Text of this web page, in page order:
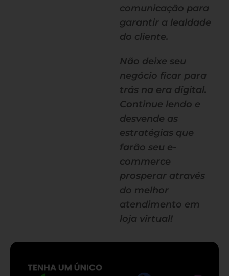
comunicação para
garantir a lealdade
do cliente.
Não deixe seu
negócio ficar para
trás na era digital.
Continue lendo e
desvende as
estratégias que
farão seu e-
commerce
prosperar através
do melhor
atendimento em
loja virtual!